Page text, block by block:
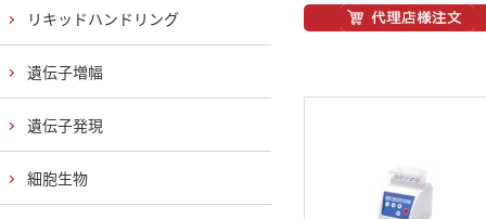
リキッドハンドリング
遺伝子増幅
遺伝子発現
細胞生物